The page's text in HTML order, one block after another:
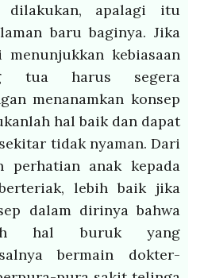
apalagi itu
baru baginya. Jika
kebiasaan
tua harus segera
menanamkan konsep
hal baik dan dapat
tidak nyaman. Dari
perhatian anak kepada
lebih baik jika
dalam dirinya bahwa
hal buruk yang
bermain dokter-